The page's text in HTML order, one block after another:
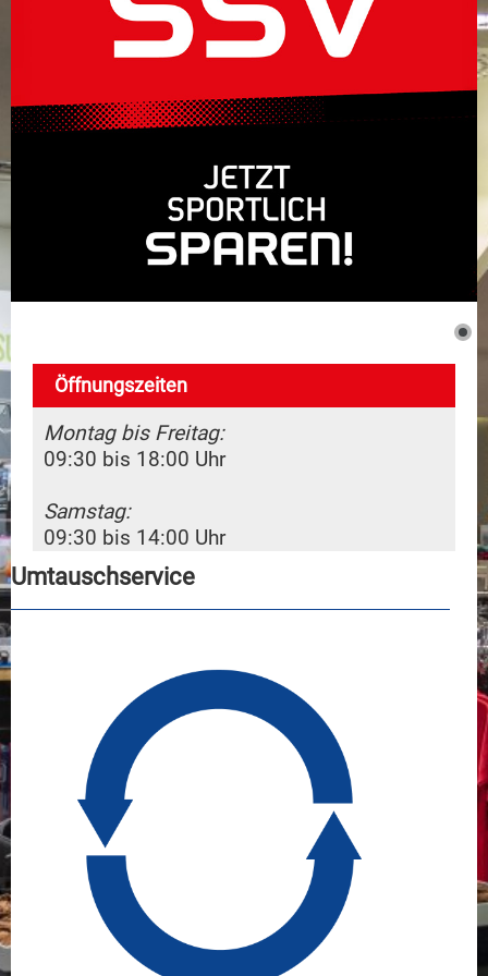
Dienstleistungen
Kontakt
Öffnungszeiten
Montag bis Freitag:
09:30 bis 18:00 Uhr
Samstag:
09:30 bis 14:00 Uhr
Umtauschservice